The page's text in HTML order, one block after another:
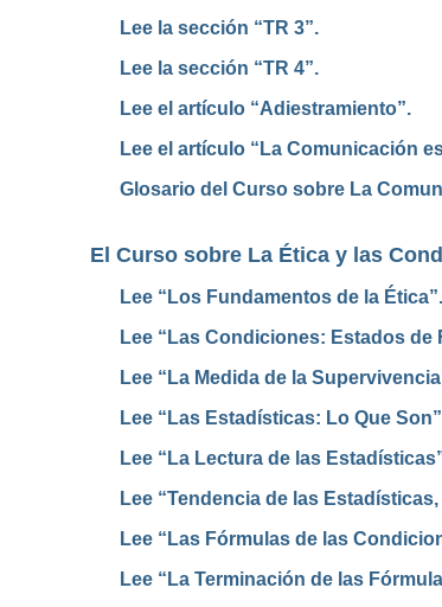
Lee la sección “TR 3”.
Lee la sección “TR 4”.
Lee el artículo “Adiestramiento”.
Lee el artículo “La Comunicación
Glosario del Curso sobre La
El Curso sobre La Ética y las
Lee “Los Fundamentos de la Ética”.
Lee “Las Condiciones: Estados de
Lee “La Medida de la
Lee “Las Estadísticas: Lo Que
Lee “La Lectura de las
Lee “Tendencia de las
Lee “Las Fórmulas de las
Lee “La Terminación de las